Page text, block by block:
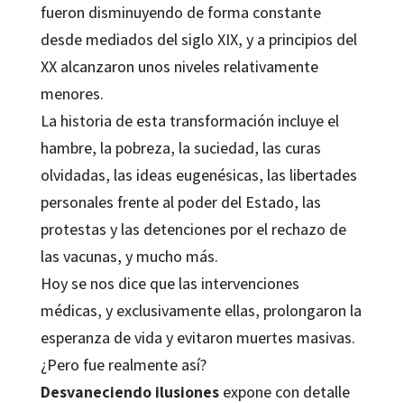
fueron disminuyendo de forma constante
desde mediados del siglo XIX, y a principios del
XX alcanzaron unos niveles relativamente
menores.
La historia de esta transformación incluye el
hambre, la pobreza, la suciedad, las curas
olvidadas, las ideas eugenésicas, las libertades
personales frente al poder del Estado, las
protestas y las detenciones por el rechazo de
las vacunas, y mucho más.
Hoy se nos dice que las intervenciones
médicas, y exclusivamente ellas, prolongaron la
esperanza de vida y evitaron muertes masivas.
¿Pero fue realmente así?
Desvaneciendo ilusionesexpone con detalle